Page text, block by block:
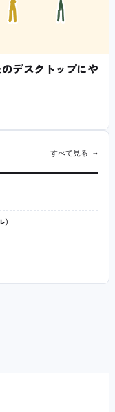
デスクトップにや
すべて見る →